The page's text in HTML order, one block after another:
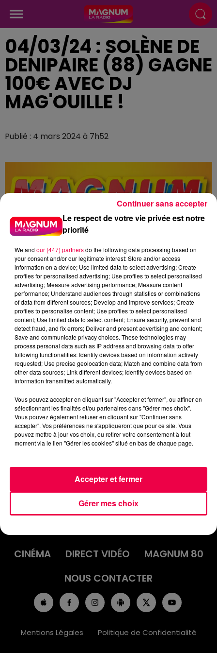
04/03/24 : SOLÈNE DE
DENIPAIRE (88) GAGNE
100€ AVEC DJ
MAG'OUILLE !
Publié : 4 mars 2024 à 7h52
Flash infos
Crédit :Flash infos
podcasts/2024/03/DJMAG040324.mp3
INFOS
EMISSIONS
CINÉMA
DIRECT VIDÉO
MAGNUM 80
NOUS CONTACTER
Mentions Légales Politique de Confidentialité
Le respect de votre vie privée est notre
priorité
We and our (447) partnersdo the following data processing based on
your consent and/or our legitimate interest: Store and/or access
information on a device; Use limited data to select advertising; Create
profiles for personalised advertising; Use profiles to select personalised
advertising; Measure advertising performance; Measure content
performance; Understand audiences through statistics or combinations
of data from different sources; Develop and improve services; Create
profiles to personalise content; Use profiles to select personalised
content; Use limited data to select content; Ensure security, prevent and
detect fraud, and fix errors; Deliver and present advertising and content;
Save and communicate privacy choices. These technologies may
process personal data such as IP address and browsing data to offer
following functionalities: Identify devices based on information actively
requested; Use precise geolocation data; Match and combine data from
other data sources; Link different devices; Identify devices based on
information transmitted automatically.
Vous pouvez accepter en cliquant sur "Accepter et fermer", ou affiner en
sélectionnant les finalités et/ou partenaires dans "Gérer mes choix".
Vous pouvez également refuser en cliquant sur "Continuer sans
accepter". Vos préférences ne s'appliqueront que pour ce site. Vous
pouvez mettre à jour vos choix, ou retirer votre consentement à tout
moment via le lien "Gérer les cookies" situé en bas de chaque page.
Gérer mes choix
Accepter et fermer
Continuer sans accepter